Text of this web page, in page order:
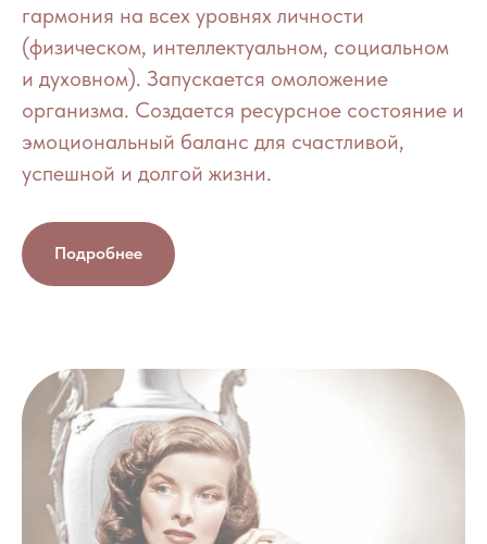
гармония на всех уровнях личности
(физическом, интеллектуальном, социальном
и духовном). Запускается омоложение
организма. Создается ресурсное состояние и
эмоциональный баланс для счастливой,
успешной и долгой жизни.
Подробнее